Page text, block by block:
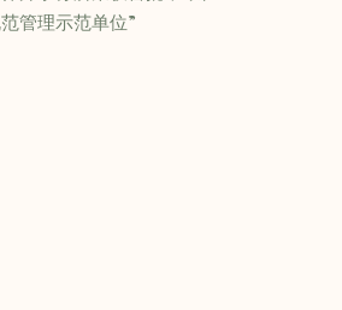
管理示范单位”